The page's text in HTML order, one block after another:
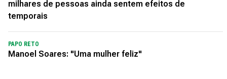
milhares de pessoas ainda sentem efeitos de
temporais
PAPO RETO
Manoel Soares: "Uma mulher feliz"